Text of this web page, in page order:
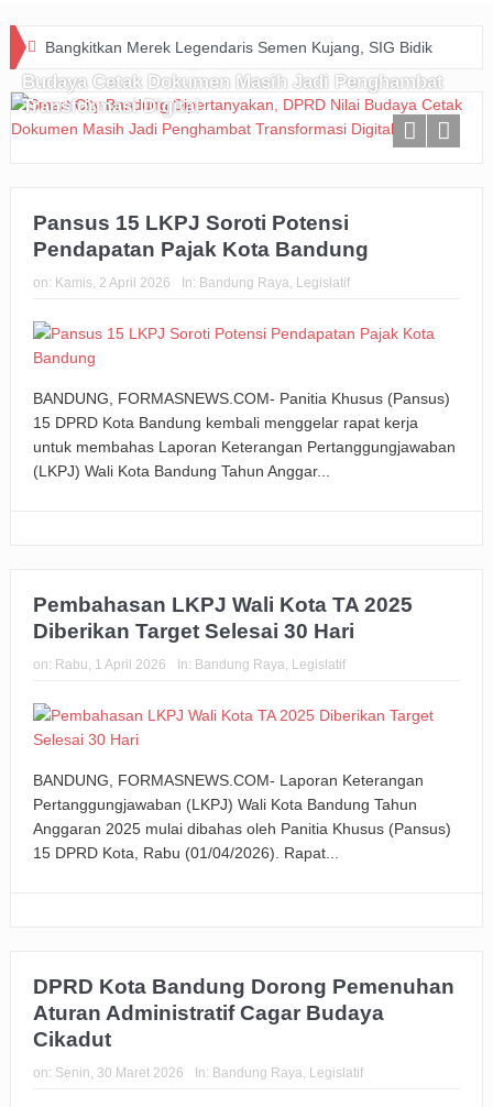
Bangkitkan Merek Legendaris Semen Kujang, SIG Bidik
Dominasi Pasar Jawa Barat Lewat Inovasi dan Kolaborasi
dengan PERSIB
Komunitas Dukung Aksi Sosial di Bandung
Zakat Digital BRImo Wujudkan Kepedulian, BAZNAS Jabar
Pemkot Usut Kasus Penebangan Pohon Jalan Riau,
Big Bad Wolf Hadirkan Ruang Literasi bagi Warga Bandung
BRI Gandeng Taspen Tingkatkan Perlindungan dan Literasi
Warga
Funtastic 8 Basketball Cup 2026 Jadi Ajang Silaturahmi
Alumni dan Penggerak Sport Tourism
Bandung
BRI Peduli Serahkan Ambulans untuk Wingdik 300/Teknik,
Smart City Bandung Dipertanyakan, DPRD Nilai
Budaya Cetak Dokumen Masih Jadi Penghambat
Transformasi Digital
Pansus 15 LKPJ Soroti Potensi
Pendapatan Pajak Kota Bandung
on: Kamis, 2 April 2026 In: Bandung Raya, Legislatif
BANDUNG, FORMASNEWS.COM- Panitia Khusus (Pansus)
15 DPRD Kota Bandung kembali menggelar rapat kerja
untuk membahas Laporan Keterangan Pertanggungjawaban
(LKPJ) Wali Kota Bandung Tahun Anggar...
Pembahasan LKPJ Wali Kota TA 2025
Diberikan Target Selesai 30 Hari
on: Rabu, 1 April 2026 In: Bandung Raya, Legislatif
BANDUNG, FORMASNEWS.COM- Laporan Keterangan
Pertanggungjawaban (LKPJ) Wali Kota Bandung Tahun
Anggaran 2025 mulai dibahas oleh Panitia Khusus (Pansus)
15 DPRD Kota, Rabu (01/04/2026). Rapat...
DPRD Kota Bandung Dorong Pemenuhan
Aturan Administratif Cagar Budaya
Cikadut
on: Senin, 30 Maret 2026 In: Bandung Raya, Legislatif